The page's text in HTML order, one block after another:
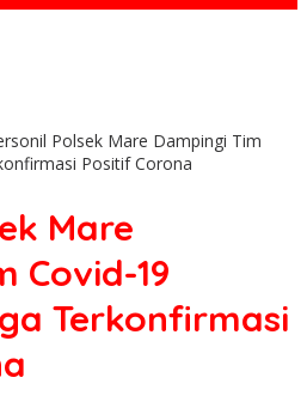
Polsek Mare Dampingi Tim
Positif Corona
Mare
Covid-19
Terkonfirmasi